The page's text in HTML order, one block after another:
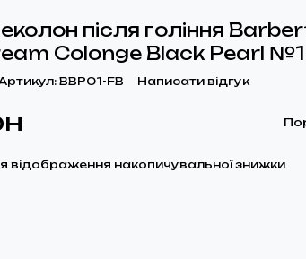
після гоління
Colonge Black Pearl
BBP01-FB Написати відгук
відображення накопичувальної знижки